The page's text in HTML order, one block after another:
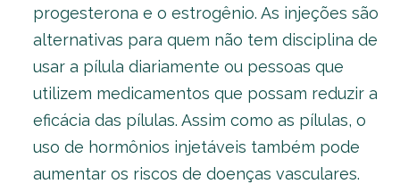
progesterona e o estrogênio. As injeções são
alternativas para quem não tem disciplina de
usar a pílula diariamente ou pessoas que
utilizem medicamentos que possam reduzir a
eficácia das pílulas. Assim como as pílulas, o
uso de hormônios injetáveis também pode
aumentar os riscos de doenças vasculares.